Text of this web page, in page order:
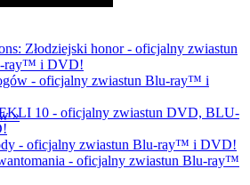
Złodziejski honor - oficjalny zwiastun
ray™ i DVD!
- oficjalny zwiastun Blu-ray™ i
10 - oficjalny zwiastun DVD, BLU-
- oficjalny zwiastun Blu-ray™ i DVD!
- oficjalny zwiastun Blu-ray™
»